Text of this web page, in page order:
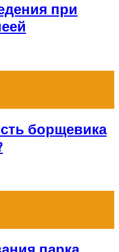
при
борщевика